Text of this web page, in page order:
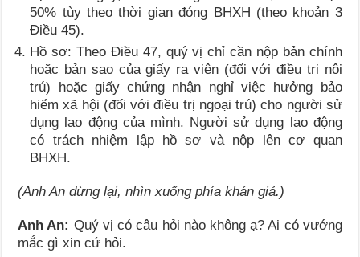
50% tùy theo thời gian đóng BHXH (theo khoản 3
Điều 45).
Hồ sơ: Theo Điều 47, quý vị chỉ cần nộp bản chính
hoặc bản sao của giấy ra viện (đối với điều trị nội
trú) hoặc giấy chứng nhận nghỉ việc hưởng bảo
hiểm xã hội (đối với điều trị ngoại trú) cho người sử
dụng lao động của mình. Người sử dụng lao động
có trách nhiệm lập hồ sơ và nộp lên cơ quan
BHXH.
(Anh An dừng lại, nhìn xuống phía khán giả.)
Anh An: Quý vị có câu hỏi nào không ạ? Ai có vướng
mắc gì xin cứ hỏi.